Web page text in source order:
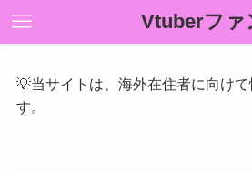
Vtuberファ
💡当サイトは、海外在住者に向け
す。